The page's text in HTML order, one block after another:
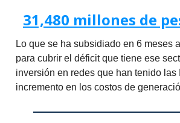
31,480 millones de
Lo que se ha subsidiado en 6 meses
para cubrir el déficit que tiene ese
inversión en redes que han tenido las
incremento en los costos de